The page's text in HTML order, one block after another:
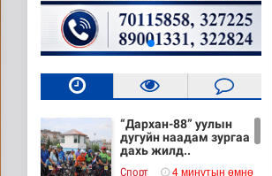
“Дархан-88” уулын
дугуйн наадам зургаа
дахь жилд..
Cпорт 4 минутын өмнө